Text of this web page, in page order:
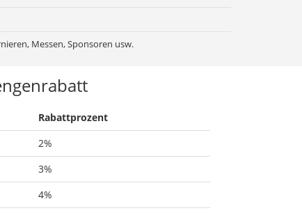
Messen, Sponsoren usw.
Rabattprozent
2%
3%
4%